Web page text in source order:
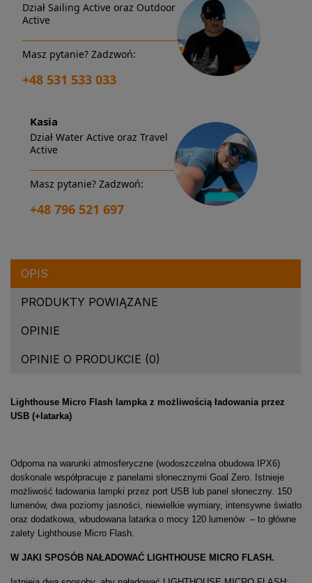
Dział Sailing Active oraz Outdoor
Active
Masz pytanie? Zadzwoń:
+48 531 533 033
Kasia
Dział Water Active oraz Travel
Active
Masz pytanie? Zadzwoń:
+48 796 521 697
OPIS
PRODUKTY POWIĄZANE
OPINIE
OPINIE O PRODUKCIE (0)
Lighthouse Micro Flash lampka z możliwością ładowania przez
USB (+latarka)
Odporna na warunki atmosferyczne (wodoszczelna obudowa IPX6)
doskonale współpracuje z panelami słonecznymi Goal Zero. Istnieje
możliwość ładowania lampki przez port USB lub panel słoneczny. 150
lumenów, dwa poziomy jasności, niewielkie wymiary, intensywne światło
oraz dodatkowa, wbudowana latarka o mocy 120 lumenów – to główne
zalety Lighthouse Micro Flash.
W JAKI SPOSÓB NAŁADOWAĆ LIGHTHOUSE MICRO FLASH .